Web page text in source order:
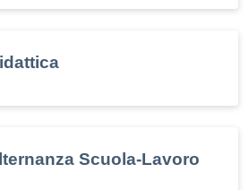
Scuola-Lavoro